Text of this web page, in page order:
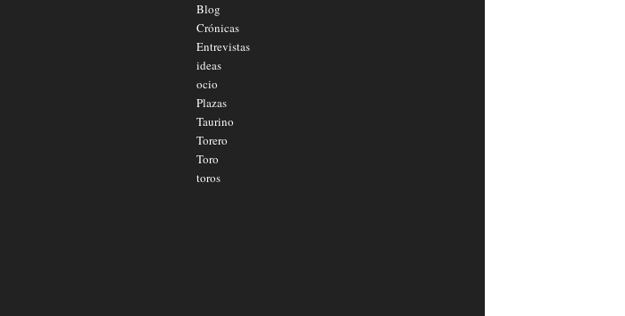
Blog
Crónicas
Entrevistas
ideas
ocio
Plazas
Taurino
Torero
Toro
toros